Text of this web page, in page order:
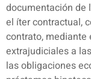
documentación de
el íter contractual,
contrato,
extrajudiciales a
las obligaciones